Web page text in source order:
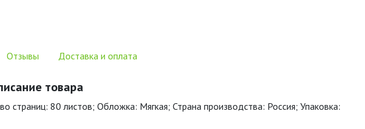
Отзывы Доставка и оплата
товара
страниц: 80 листов; Обложка: Мягкая; Страна производства: Россия; Упаковка: